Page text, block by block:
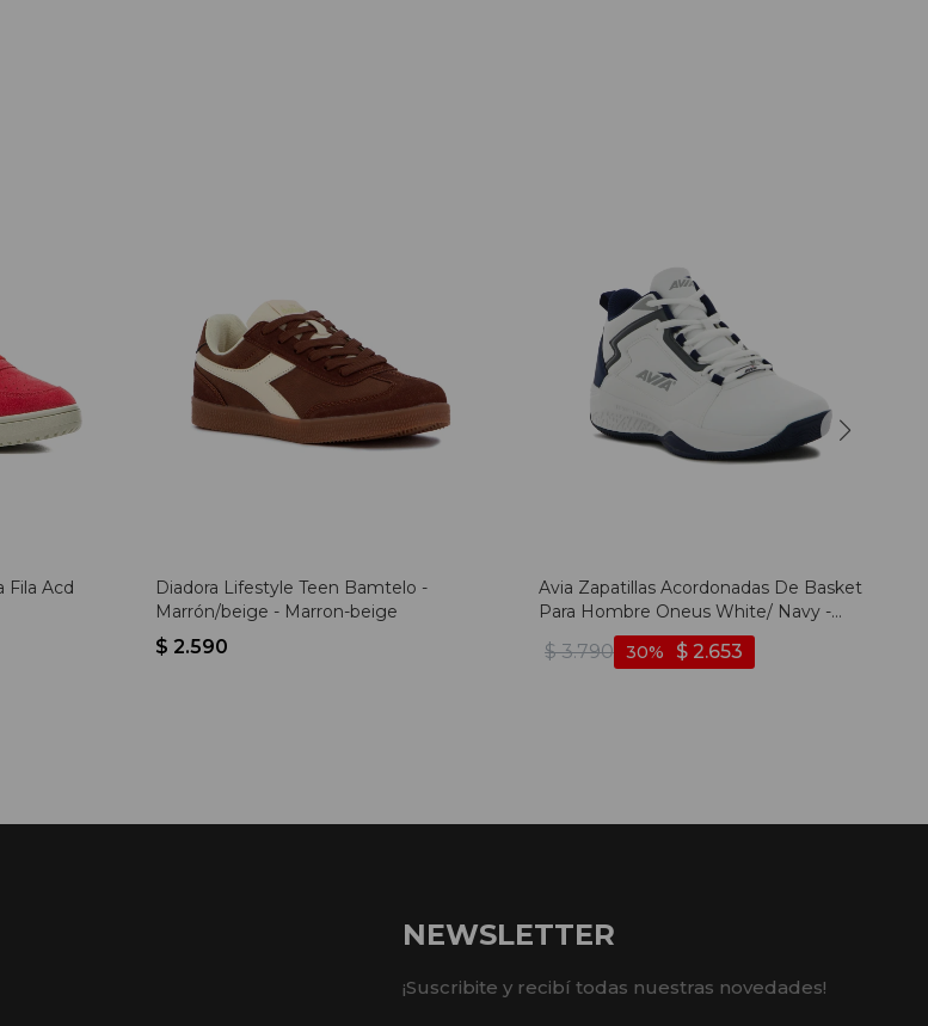
Fila Acd
Diadora Lifestyle Teen Bamtelo -
Marrón/beige - Marron-beige
$ 2.590
Avia Zapatillas Acordonadas De Basket
Para Hombre Oneus White/ Navy -
Blanco-marino
$ 3.790 $ 2.653
30
NEWSLETTER
¡Suscribite y recibí todas nuestras novedades!